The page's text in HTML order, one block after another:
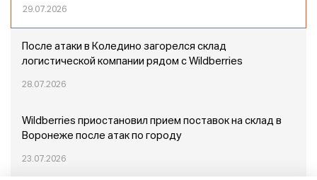
29.07.2026
После атаки в Коледино загорелся склад
логистической компании рядом с Wildberries
28.07.2026
Wildberries приостановил прием поставок на склад в
Воронеже после атак по городу
23.07.2026